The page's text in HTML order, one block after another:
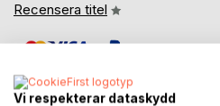
Recensera titel
Vi respekterar dataskydd